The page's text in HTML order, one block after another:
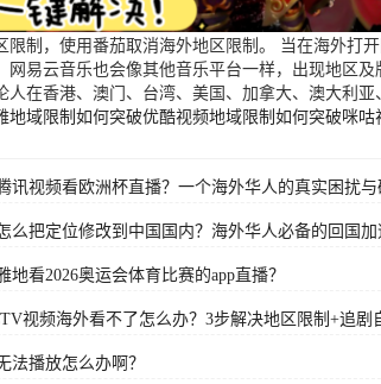
制，使用番茄取消海外地区限制。 当在海外打
易云音乐也会像其他音乐平台一样，出现地区
在香港、澳门、台湾、美国、加拿大、澳大利
地域限制 如何突破优酷视频地域限制 如何突破咪咕
讯视频看欧洲杯直播？一个海外华人的真实困扰与
么把定位修改到中国国内？海外华人必备的回国
地看2026奥运会体育比赛的app直播？
视频海外看不了怎么办？3步解决地区限制+追剧
法播放怎么办啊？